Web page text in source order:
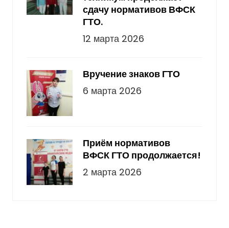
сдачу нормативов ВФСК
ГТО.
12 марта 2026
Вручение знаков ГТО
6 марта 2026
Приём нормативов
ВФСК ГТО продолжается!
2 марта 2026